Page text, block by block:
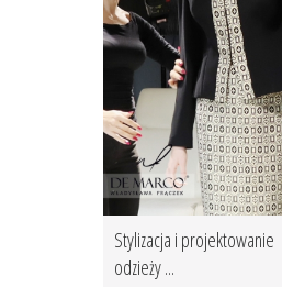
Stylizacja i projektowanie
odzieży ...